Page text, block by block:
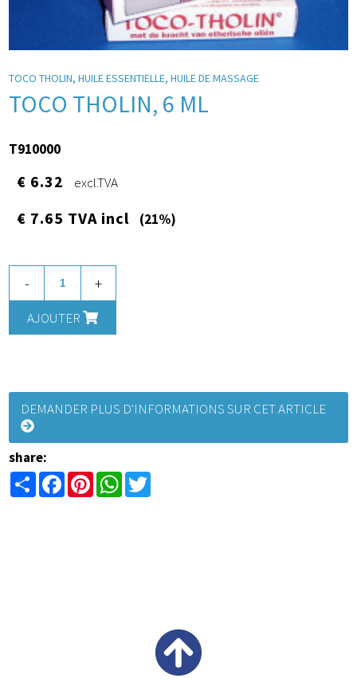
TOCO THOLIN, HUILE ESSENTIELLE, HUILE DE MASSAGE
TOCO THOLIN, 6 ML
T910000
€ 6.32 excl.TVA
€ 7.65 TVA incl (21%)
- +
AJOUTER
DEMANDER PLUS D'INFORMATIONS SUR CET ARTICLE
share:
ShareFacebookPinterestWhatsApp